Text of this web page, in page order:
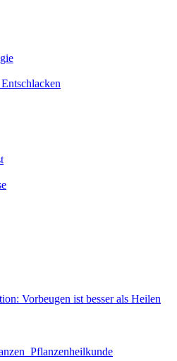
Vorbeugen ist besser als Heilen
 Pflanzenheilkunde